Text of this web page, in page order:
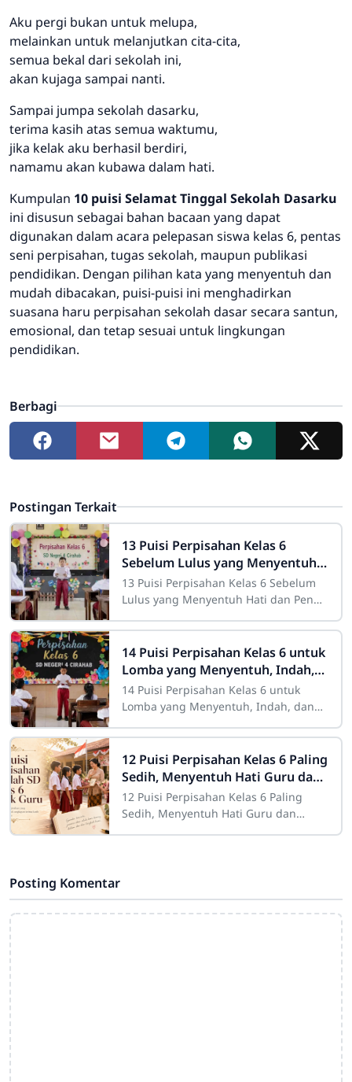
Aku pergi bukan untuk melupa,
melainkan untuk melanjutkan cita-cita,
semua bekal dari sekolah ini,
akan kujaga sampai nanti.
Sampai jumpa sekolah dasarku,
terima kasih atas semua waktumu,
jika kelak aku berhasil berdiri,
namamu akan kubawa dalam hati.
Kumpulan 10 puisi Selamat Tinggal Sekolah Dasarku
ini disusun sebagai bahan bacaan yang dapat
digunakan dalam acara pelepasan siswa kelas 6, pentas
seni perpisahan, tugas sekolah, maupun publikasi
pendidikan. Dengan pilihan kata yang menyentuh dan
mudah dibacakan, puisi-puisi ini menghadirkan
suasana haru perpisahan sekolah dasar secara santun,
emosional, dan tetap sesuai untuk lingkungan
pendidikan.
Berbagi
Postingan Terkait
13 Puisi Perpisahan Kelas 6
Sebelum Lulus yang Menyentuh
Hati dan Penuh Makna
13 Puisi Perpisahan Kelas 6 Sebelum
Lulus yang Menyentuh Hati dan Penuh
kelas 6 sebelum lulus menjadi salah
satu
14 Puisi Perpisahan Kelas 6 untuk
Lomba yang Menyentuh, Indah,
dan Mudah Dihafalkan
14 Puisi Perpisahan Kelas 6 untuk
Lomba yang Menyentuh, Indah, dan
Perpisahan kelas 6 selalu menjadi
momen yang
12 Puisi Perpisahan Kelas 6 Paling
Sedih, Menyentuh Hati Guru dan
Teman
12 Puisi Perpisahan Kelas 6 Paling
Sedih, Menyentuh Hati Guru dan
Posting Komentar